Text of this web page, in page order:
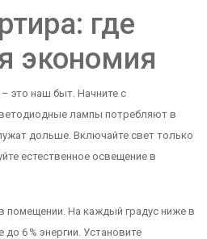
где
экономия
это наш быт. Начните с
лампы потребляют в
дольше. Включайте свет только
естественное освещение в
помещении. На каждый градус ниже в
6 % энергии. Установите